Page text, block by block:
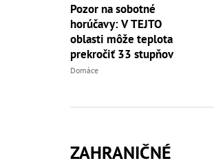
Pozor na sobotné
horúčavy: V TEJTO
oblasti môže teplota
prekročiť 33 stupňov
Domáce
ZAHRANIČNÉ